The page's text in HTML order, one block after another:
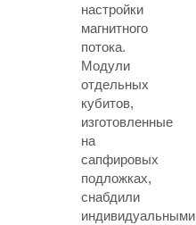
настройки
магнитного
потока.
Модули
отдельных
кубитов,
изготовленные
на
сапфировых
подложках,
снабдили
индивидуальными